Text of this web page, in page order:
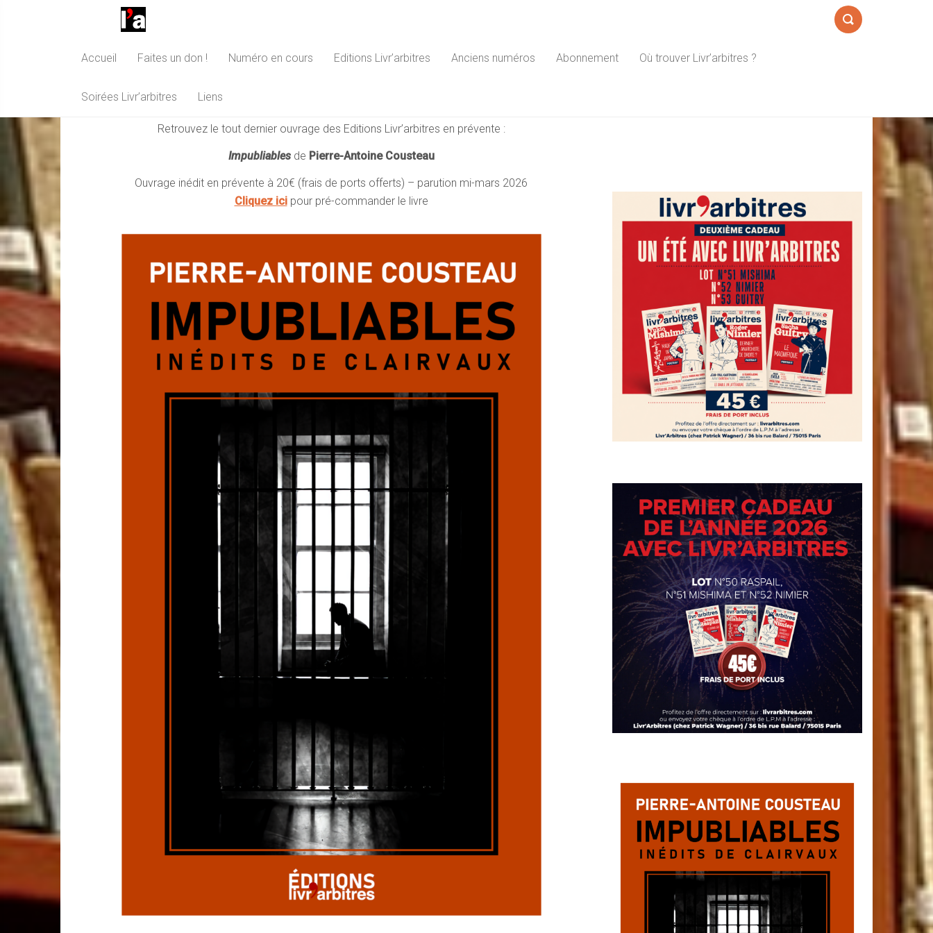
Accueil Faites un don ! Numéro en cours Editions Livr’arbitres Anciens numéros Abonnement Où trouver Livr’arbitres ?
Soirées Livr’arbitres Liens
Editions Livr’arbitres
Retrouvez le tout dernier ouvrage des Editions Livr’arbitres en prévente :
Impubliablesde Pierre-Antoine Cousteau
Ouvrage inédit en prévente à 20€ (frais de ports offerts) – parution mi-mars 2026
Cliquez icipour pré-commander le livre